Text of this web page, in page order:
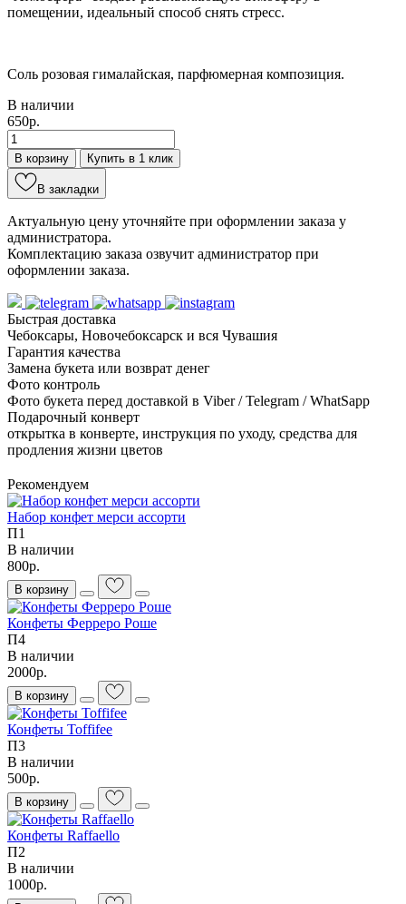
помещении, идеальный способ снять стресс.
Соль розовая гималайская, парфюмерная композиция.
В наличии
650р.
В корзину Купить в 1 клик
В закладки
Актуальную цену уточняйте при оформлении заказа у
администратора.
Комплектацию заказа озвучит администратор при
оформлении заказа.
Быстрая доставка
Чебоксары, Новочебоксарск и вся Чувашия
Гарантия качества
Замена букета или возврат денег
Фото контроль
Фото букета перед доставкой в Viber / Telegram / WhatSapp
Подарочный конверт
открытка в конверте, инструкция по уходу, средства для
продления жизни цветов
Рекомендуем
Набор конфет мерси ассорти
П1
В наличии
800р.
В корзину
Конфеты Ферреро Роше
П4
В наличии
2000р.
В корзину
Конфеты Toffifee
П3
В наличии
500р.
В корзину
Конфеты Raffaello
П2
В наличии
1000р.